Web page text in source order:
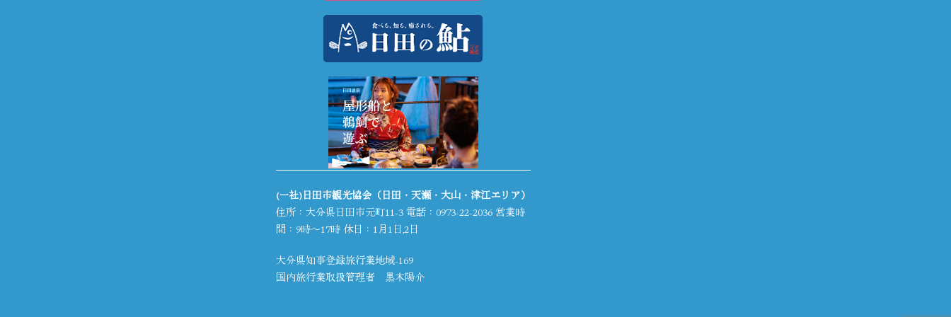
(一社)日田市観光協会（日田・天瀬・大山・津江エリア）
住所：大分県日田市元町11-3 電話： 0973-22-2036営業時
間：9時～17時 休日：1月1日,2日
大分県知事登録旅行業地域-169
国内旅行業取扱管理者 黒木陽介